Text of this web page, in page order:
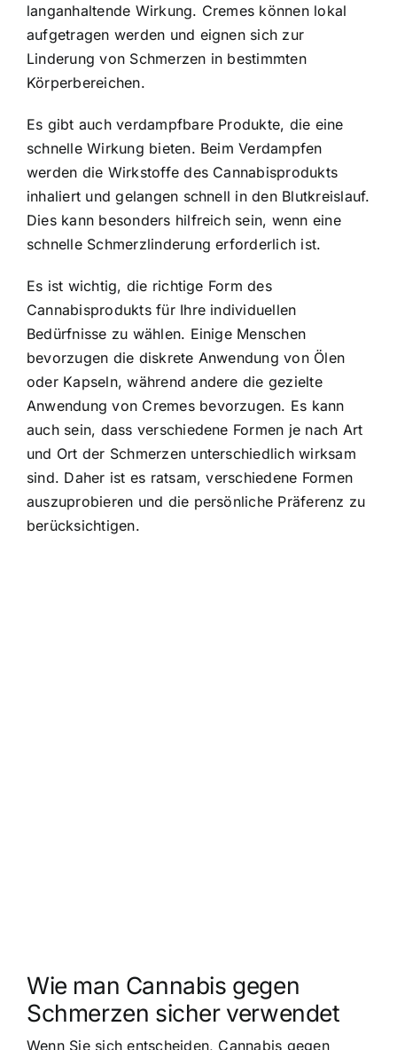
langanhaltende Wirkung. Cremes können lokal
aufgetragen werden und eignen sich zur
Linderung von Schmerzen in bestimmten
Körperbereichen.
Es gibt auch verdampfbare Produkte, die eine
schnelle Wirkung bieten. Beim Verdampfen
werden die Wirkstoffe des Cannabisprodukts
inhaliert und gelangen schnell in den Blutkreislauf.
Dies kann besonders hilfreich sein, wenn eine
schnelle Schmerzlinderung erforderlich ist.
Es ist wichtig, die richtige Form des
Cannabisprodukts für Ihre individuellen
Bedürfnisse zu wählen. Einige Menschen
bevorzugen die diskrete Anwendung von Ölen
oder Kapseln, während andere die gezielte
Anwendung von Cremes bevorzugen. Es kann
auch sein, dass verschiedene Formen je nach Art
und Ort der Schmerzen unterschiedlich wirksam
sind. Daher ist es ratsam, verschiedene Formen
auszuprobieren und die persönliche Präferenz zu
berücksichtigen.
Wie man Cannabis gegen
Schmerzen sicher verwendet
Wenn Sie sich entscheiden, Cannabis gegen